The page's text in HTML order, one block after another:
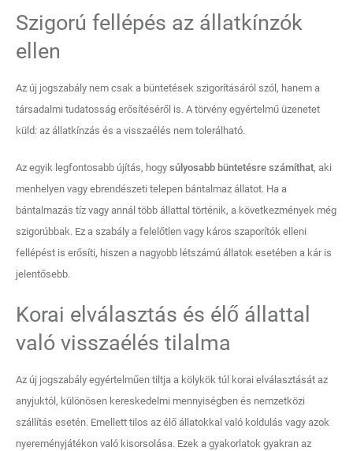
Szigorú fellépés az állatkínzók
ellen
Az új jogszabály nem csak a büntetések szigorításáról szól, hanem a
társadalmi tudatosság erősítéséről is. A törvény egyértelmű üzenetet
küld: az állatkínzás és a visszaélés nem tolerálható.
Az egyik legfontosabb újítás, hogy súlyosabb büntetésre számíthat, aki
menhelyen vagy ebrendészeti telepen bántalmaz állatot. Ha a
bántalmazás tíz vagy annál több állattal történik, a következmények még
szigorúbbak. Ez a szabály a felelőtlen vagy káros szaporítók elleni
fellépést is erősíti, hiszen a nagyobb létszámú állatok esetében a kár is
jelentősebb.
Korai elválasztás és élő állattal
való visszaélés tilalma
Az új jogszabály egyértelműen tiltja a kölykök túl korai elválasztását az
anyjuktól, különösen kereskedelmi mennyiségben és nemzetközi
szállítás esetén. Emellett tilos az élő állatokkal való koldulás vagy azok
nyereményjátékon való kisorsolása. Ezek a gyakorlatok gyakran az